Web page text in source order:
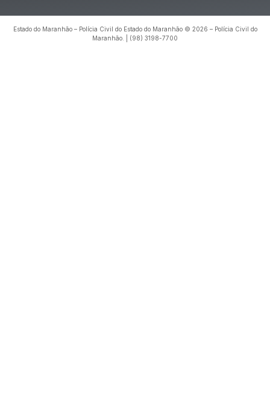
Estado do Maranhão – Polícia Civil do Estado do Maranhão © 2026 – Polícia Civil do
Maranhão. | (98) 3198-7700